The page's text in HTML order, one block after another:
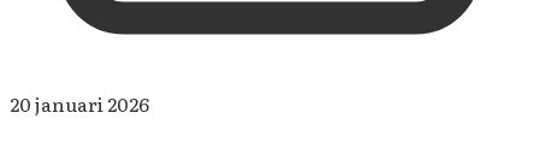
20 januari 2026